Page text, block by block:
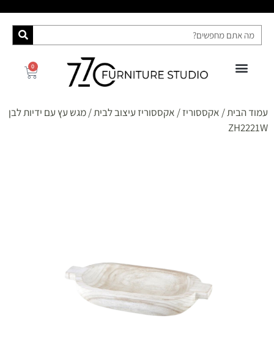
0
עמוד הבית/ אקססוריז/ אקססוריז עיצוב לבית/ מגש עץ עם ידיות לבן
ZH2221W